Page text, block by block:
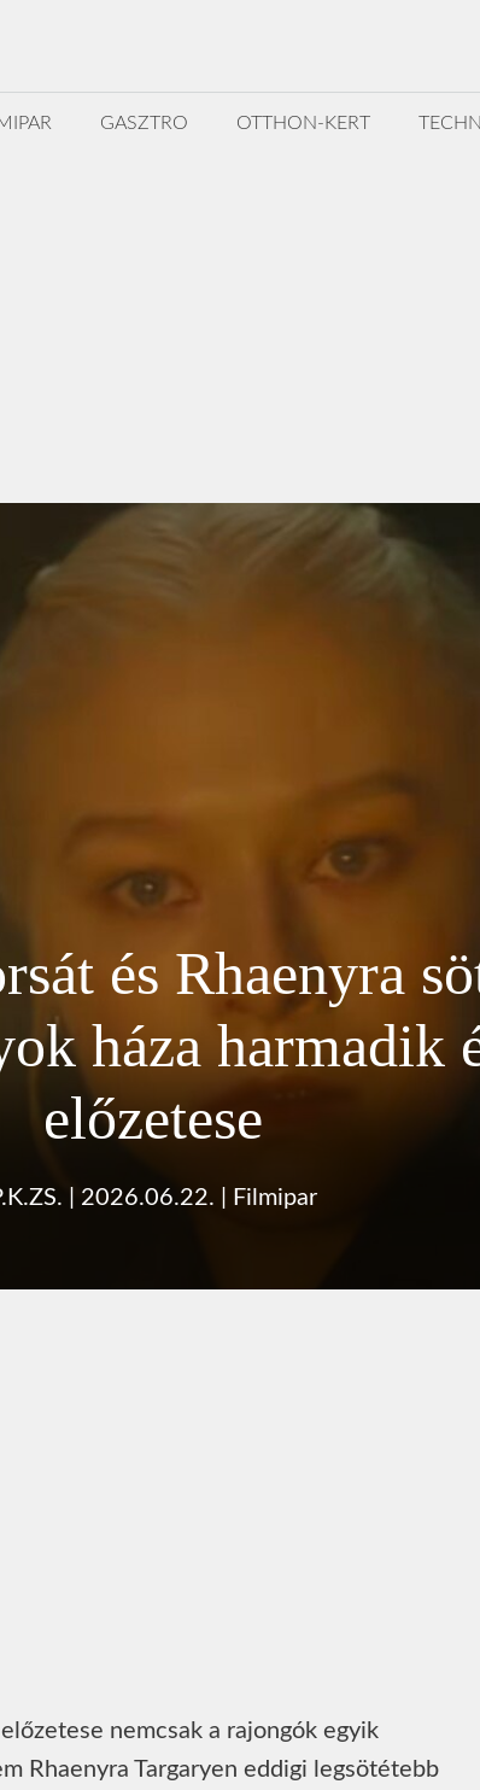
GASZTRO OTTHON-KERT
és Rhaenyra
háza harmadik
előzetese
2026.06.22. Filmipar
nemcsak a rajongók egyik
Rhaenyra Targaryen eddigi legsötétebb